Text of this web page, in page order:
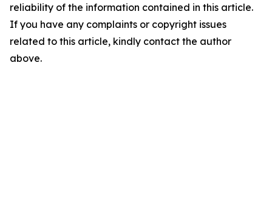
reliability of the information contained in this article.
If you have any complaints or copyright issues
related to this article, kindly contact the author
above.